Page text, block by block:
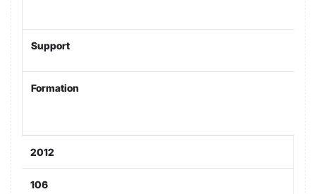
Support
Formation
2012
106